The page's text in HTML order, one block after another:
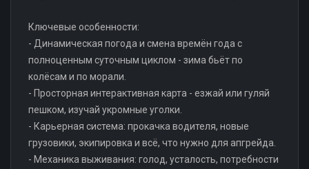
Ключевые особенности:
- Динамическая погода и смена времён года с
полноценным суточным циклом - зима бьёт по
колёсам и по морали.
- Просторная интерактивная карта - езжай или гуляй
пешком, изучай укромные уголки.
- Карьерная система: прокачка водителя, новые
грузовики, экипировка и всё, что нужно для апгрейда.
- Механика выживания: голод, усталость, потребности